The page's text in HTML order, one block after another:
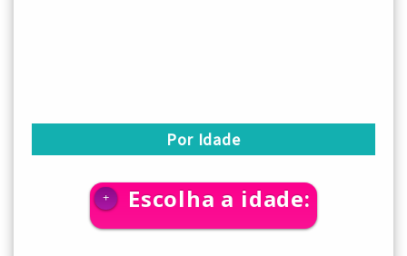
Por Idade
+ Escolha a idade: